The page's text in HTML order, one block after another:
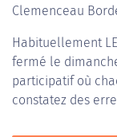
Clemenceau
Habituellement
fermé le
participatif où
constatez des